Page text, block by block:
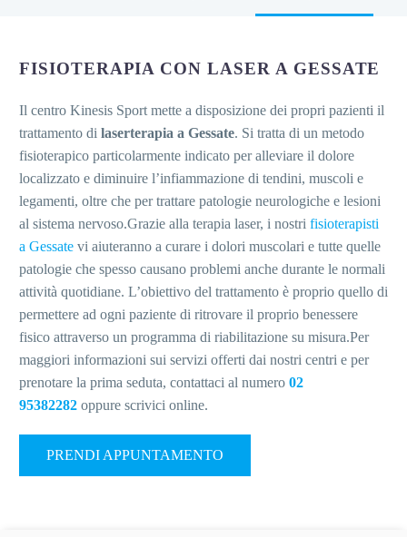
FISIOTERAPIA CON LASER A GESSATE
Il centro Kinesis Sport mette a disposizione dei propri pazienti il
trattamento di laserterapia a Gessate. Si tratta di un metodo
fisioterapico particolarmente indicato per alleviare il dolore
localizzato e diminuire l’infiammazione di tendini, muscoli e
legamenti, oltre che per trattare patologie neurologiche e lesioni
al sistema nervoso.Grazie alla terapia laser, i nostri fisioterapisti
a Gessate vi aiuteranno a curare i dolori muscolari e tutte quelle
patologie che spesso causano problemi anche durante le normali
attività quotidiane. L’obiettivo del trattamento è proprio quello di
permettere ad ogni paziente di ritrovare il proprio benessere
fisico attraverso un programma di riabilitazione su misura.Per
maggiori informazioni sui servizi offerti dai nostri centri e per
prenotare la prima seduta, contattaci al numero 02
95382282 oppure scrivici online.
PRENDI APPUNTAMENTO